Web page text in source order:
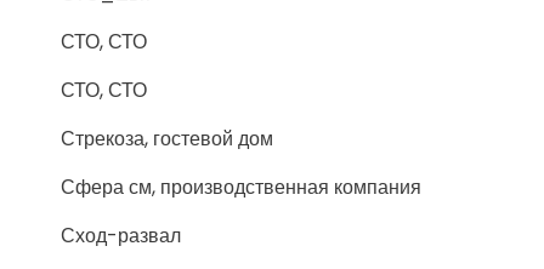
СТО, СТО
СТО, СТО
Стрекоза, гостевой дом
Сфера см, производственная компания
Сход-развал